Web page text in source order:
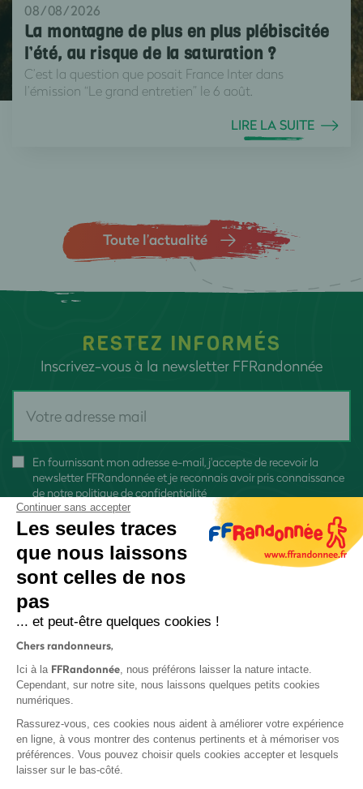
08/08/2026
La montagne de plus en plus plébiscitée
l’été, au risque de la saturation ?
C’est la question que posait France Inter dans
l’émission “Le grand entretien” le 6 août.
LIRE LA SUITE
Toute l’actualité
RESTEZ INFORMÉS
Inscrivez-vous à la newsletter FFRandonnée
En fournissant mon adresse e-mail, j'accepte de recevoir la
newsletter FFRandonnée et je reconnais avoir pris connaissance
de notre politique de confidentialité
Protection des données
Politique de confidentialité
Continuer sans accepter
Les seules traces
que nous laissons
sont celles de nos
pas
... et peut-être quelques cookies !
Chers randonneurs,
Ici à la FFRandonnée, nous préférons laisser la nature intacte.
Cependant, sur notre site, nous laissons quelques petits cookies
numériques.
Rassurez-vous, ces cookies nous aident à améliorer votre expérience
en ligne, à vous montrer des contenus pertinents et à mémoriser vos
préférences. Vous pouvez choisir quels cookies accepter et lesquels
laisser sur le bas-côté.